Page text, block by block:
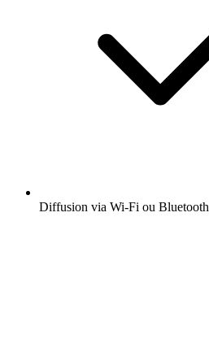
Diffusion via Wi-Fi ou Bluetooth